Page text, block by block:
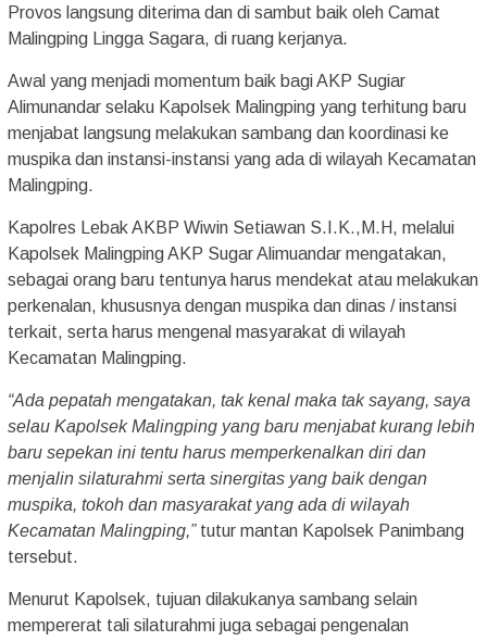
Provos langsung diterima dan di sambut baik oleh Camat
Malingping Lingga Sagara, di ruang kerjanya.
Awal yang menjadi momentum baik bagi AKP Sugiar
Alimunandar selaku Kapolsek Malingping yang terhitung baru
menjabat langsung melakukan sambang dan koordinasi ke
muspika dan instansi-instansi yang ada di wilayah Kecamatan
Malingping.
Kapolres Lebak AKBP Wiwin Setiawan S.I.K.,M.H, melalui
Kapolsek Malingping AKP Sugar Alimuandar mengatakan,
sebagai orang baru tentunya harus mendekat atau melakukan
perkenalan, khususnya dengan muspika dan dinas / instansi
terkait, serta harus mengenal masyarakat di wilayah
Kecamatan Malingping.
“Ada pepatah mengatakan, tak kenal maka tak sayang, saya
selau Kapolsek Malingping yang baru menjabat kurang lebih
baru sepekan ini tentu harus memperkenalkan diri dan
menjalin silaturahmi serta sinergitas yang baik dengan
muspika, tokoh dan masyarakat yang ada di wilayah
Kecamatan Malingping,”tutur mantan Kapolsek Panimbang
tersebut.
Menurut Kapolsek, tujuan dilakukanya sambang selain
mempererat tali silaturahmi juga sebagai pengenalan